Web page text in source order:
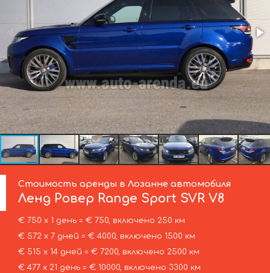
Стоимость аренды в Лозанне автомобиля
Ленд Ровер Range Sport SVR V8
€ 750 х 1 день = € 750, включено 250 км
€ 572 х 7 дней = € 4000, включено 1500 км
€ 515 х 14 дней = € 7200, включено 2500 км
€ 477 х 21 день = € 10000, включено 3300 км